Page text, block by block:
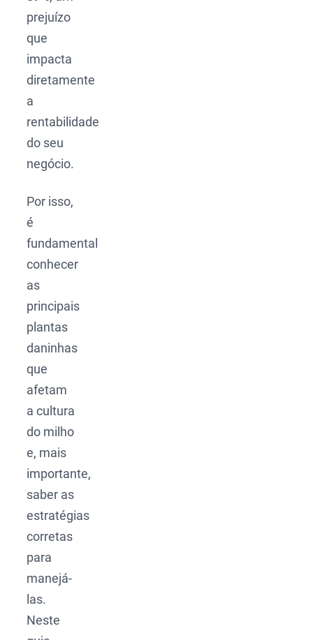
prejuízo
que
impacta
diretamente
a
rentabilidade
do seu
negócio.
Por isso,
é
fundamental
conhecer
as
principais
plantas
daninhas
que
afetam
a cultura
do milho
e, mais
importante,
saber as
estratégias
corretas
para
manejá-
las.
Neste